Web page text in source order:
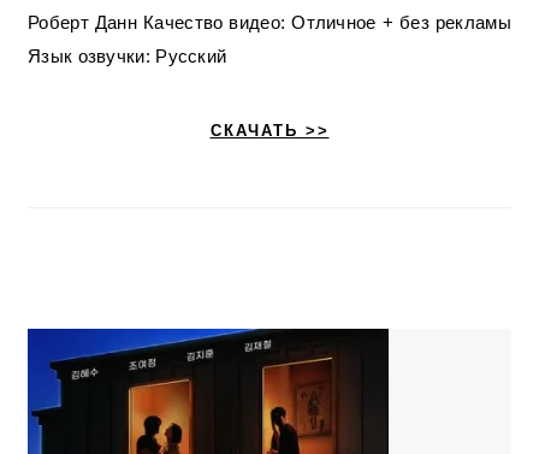
Роберт Данн Качество видео: Отличное + без рекламы
Язык озвучки: Русский
СКАЧАТЬ >>